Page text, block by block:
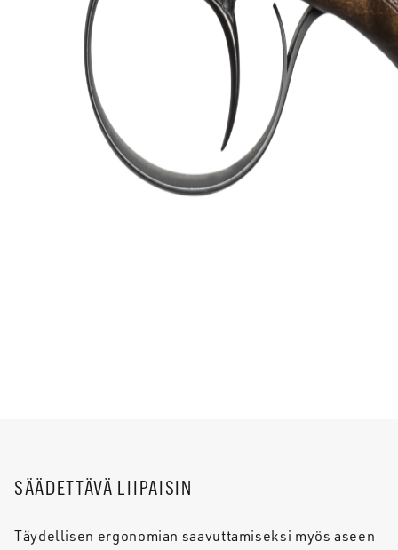
SÄÄDETTÄVÄ LIIPAISIN
Täydellisen ergonomian saavuttamiseksi myös aseen